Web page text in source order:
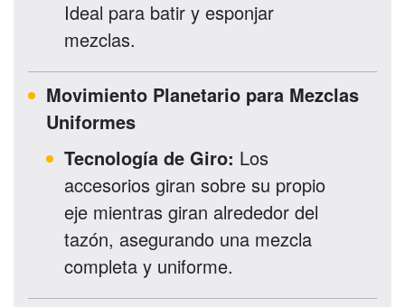
Ideal para batir y esponjar
mezclas.
Movimiento Planetario para Mezclas
Uniformes
Tecnología de Giro: Los
accesorios giran sobre su propio
eje mientras giran alrededor del
tazón, asegurando una mezcla
completa y uniforme.